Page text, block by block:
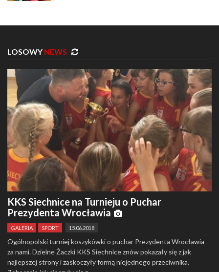
LOSOWY NEWS
KKS Siechnice na Turnieju o Puchar
Prezydenta Wrocławia
GALERIA SPORT 15.06.2018
Ogólnopolski turniej koszykówki o puchar Prezydenta Wrocławia
za nami. Dzielne Żaczki KKS Siechnice znów pokazały się z jak
najlepszej strony i zaskoczyły formą niejednego przeciwnika.